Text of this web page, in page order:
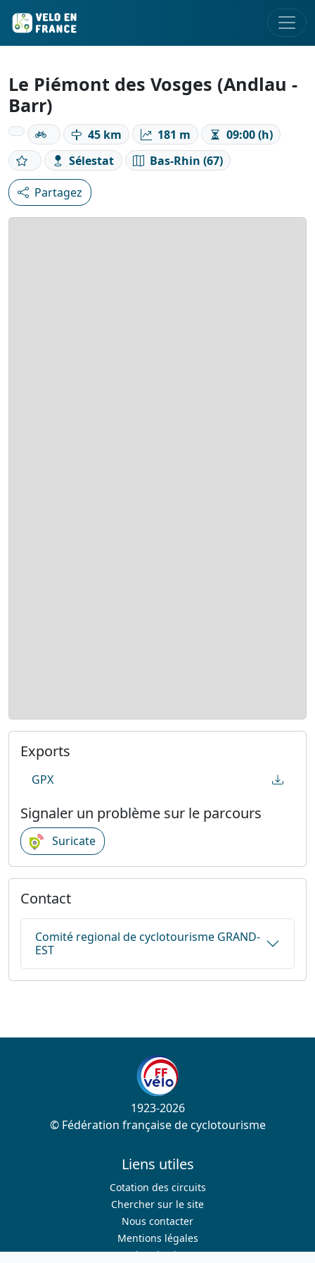
Le Piémont des Vosges (Andlau -
Barr)
45 km 181 m
09:00 (h)
Sélestat
Bas-Rhin (67)
Partagez
Exports
GPX
Signaler un problème sur le parcours
Suricate
Contact
Comité regional de cyclotourisme GRAND-
EST
1923-2026
© Fédération française de cyclotourisme
Liens utiles
Cotation des circuits
Chercher sur le site
Nous contacter
Mentions légales
Plan du site